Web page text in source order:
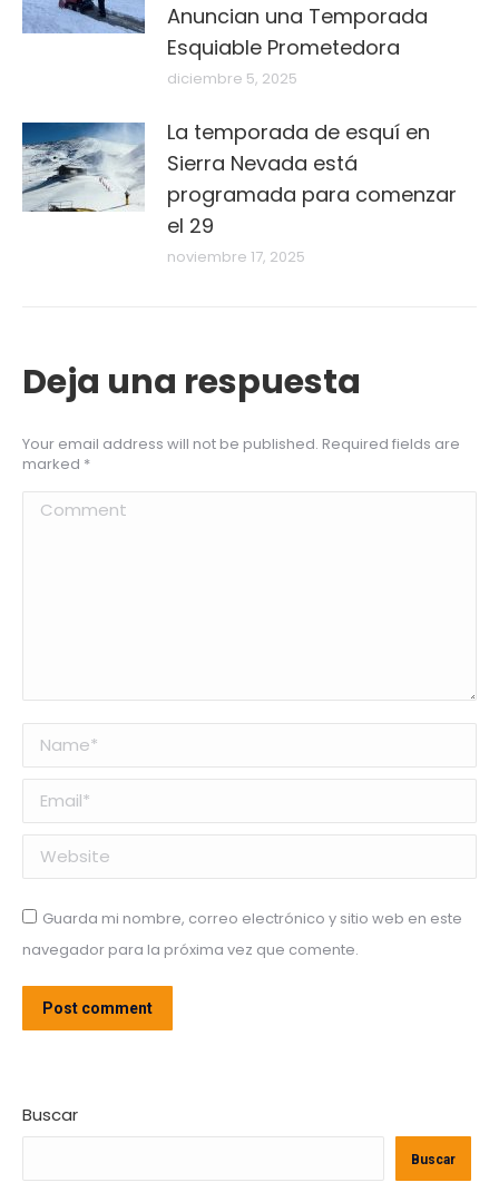
Anuncian una Temporada
Esquiable Prometedora
diciembre 5, 2025
La temporada de esquí en
Sierra Nevada está
programada para comenzar
el 29
noviembre 17, 2025
Deja una respuesta
Your email address will not be published. Required fields are
marked *
Comment
Name *
Email *
Website
Guarda mi nombre, correo electrónico y sitio web en este
navegador para la próxima vez que comente.
Post comment
Buscar
Buscar